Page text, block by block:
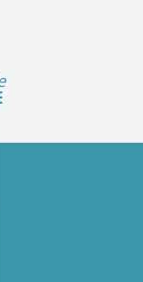
pendant votre